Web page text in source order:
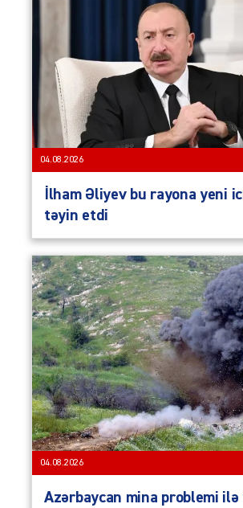
04.08.2026
İlham Əliyev bu rayona yeni
təyin etdi
04.08.2026
Azərbaycan mina problemi ilə